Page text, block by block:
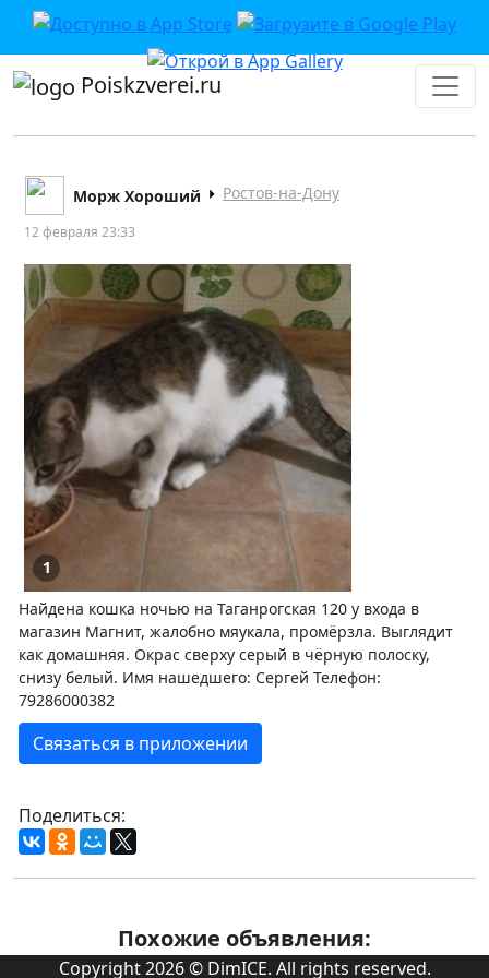
Poiskzverei.ru
Морж Хороший Ростов-на-Дону
12 февраля 23:33
1
Найдена кошка ночью на Таганрогская 120 у входа в
магазин Магнит, жалобно мяукала, промёрзла. Выглядит
как домашняя. Окрас сверху серый в чёрную полоску,
снизу белый. Имя нашедшего: Сергей Телефон:
79286000382
Связаться в приложении
Поделиться:
Похожие объявления:
Copyright 2026 © DimICE. All rights reserved.